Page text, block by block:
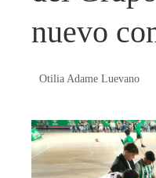
nuevo
Otilia Adame Luevano